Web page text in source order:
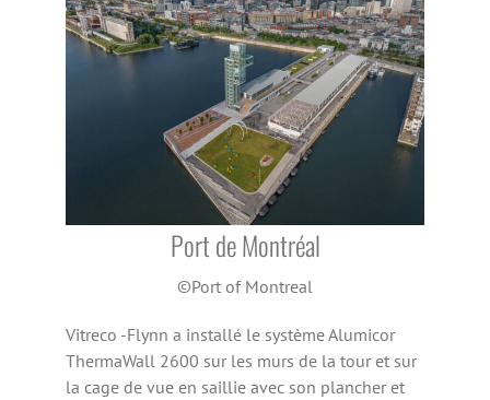
Port de Montréal
©Port of Montreal
Vitreco -Flynn a installé le système Alumicor
ThermaWall 2600 sur les murs de la tour et sur
la cage de vue en saillie avec son plancher et